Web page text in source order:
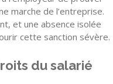
marche de l’entreprise.
et une absence isolée
cette sanction sévère.
du salarié